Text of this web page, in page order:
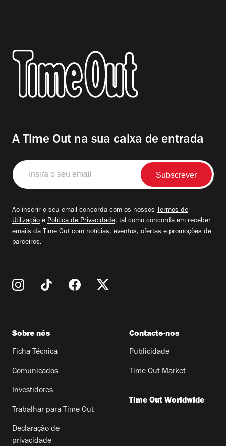
A Time Out na sua caixa de entrada
Insira
o
seu
Ao inserir o seu email concorda com os nossos Termos de
Utilização e Política de Privacidade, tal como concorda em receber
emails da Time Out com notícias, eventos, ofertas e promoções de
parceiros.
Sobre nós
Ficha Técnica
Comunicados
Investidores
Trabalhar para Time Out
Declaração de
privacidade
Contacte-nos
Publicidade
Time Out Market
Time Out Worldwide